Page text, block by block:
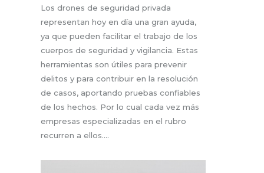
Los drones de seguridad privada
representan hoy en día una gran ayuda,
ya que pueden facilitar el trabajo de los
cuerpos de seguridad y vigilancia. Estas
herramientas son útiles para prevenir
delitos y para contribuir en la resolución
de casos, aportando pruebas confiables
de los hechos. Por lo cual cada vez más
empresas especializadas en el rubro
recurren a ellos.…